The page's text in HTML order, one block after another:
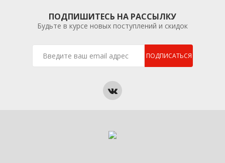
ПОДПИШИТЕСЬ НА РАССЫЛКУ
Будьте в курсе новых поступлений и скидок
ПОДПИСАТЬСЯ